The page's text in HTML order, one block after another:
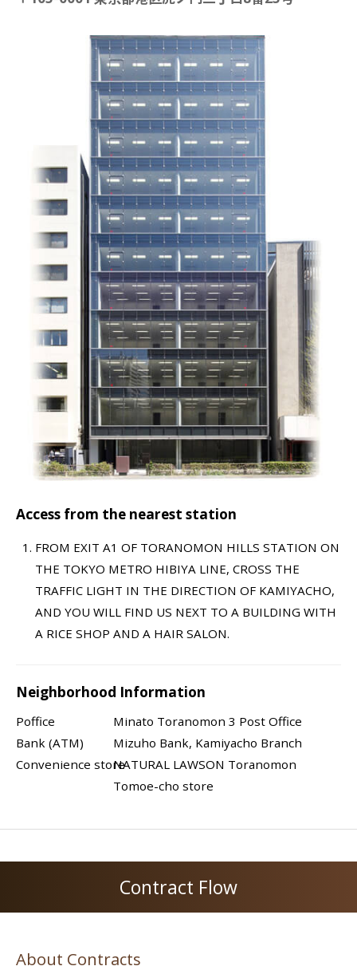
Access from the nearest station
FROM EXIT A1 OF TORANOMON HILLS STATION ON
THE TOKYO METRO HIBIYA LINE, CROSS THE
TRAFFIC LIGHT IN THE DIRECTION OF KAMIYACHO,
AND YOU WILL FIND US NEXT TO A BUILDING WITH
A RICE SHOP AND A HAIR SALON.
Neighborhood Information
Poffice
Minato Toranomon 3 Post Office
Bank (ATM)
Mizuho Bank, Kamiyacho Branch
Convenience storeNATURAL LAWSON Toranomon
Tomoe-cho store
Contract Flow
About Contracts